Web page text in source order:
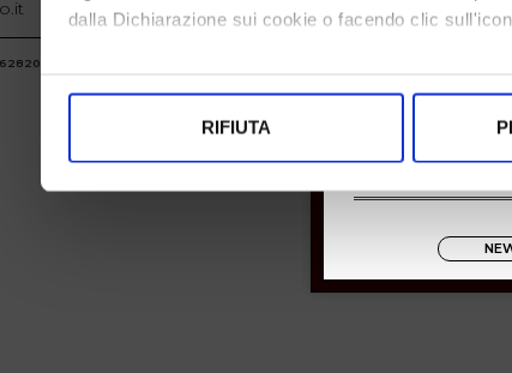
dalla Dichiarazione sui cookie o facendo clic
Con il tuo consenso, vorremmo anche:
Identificare il tuo dispositivo,
digitali).
Approfondisci come vengono elaborati i tuoi dati
RIFIUTA
+393291008001
Powered by